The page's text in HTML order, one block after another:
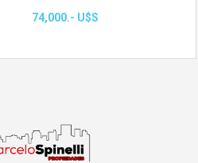
74,000.- U$S